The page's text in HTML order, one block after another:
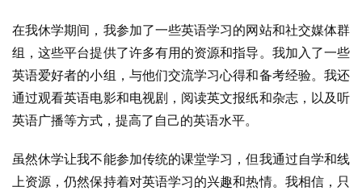
在我休学期间，我参加了一些英语学习的网站和社交媒体群
组，这些平台提供了许多有用的资源和指导。我加入了一些
英语爱好者的小组，与他们交流学习心得和备考经验。我还
通过观看英语电影和电视剧，阅读英文报纸和杂志，以及听
英语广播等方式，提高了自己的英语水平。
虽然休学让我不能参加传统的课堂学习，但我通过自学和线
上资源，仍然保持着对英语学习的兴趣和热情。我相信，只